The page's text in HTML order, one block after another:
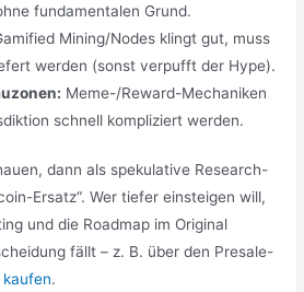
fundamentalen Grund.
Mining/Nodes klingt gut, muss
werden (sonst verpufft der Hype).
Meme-/Reward-Mechaniken
schnell kompliziert werden.
dann als spekulative Research-
Ersatz“. Wer tiefer einsteigen will,
und die Roadmap im Original
fällt – z. B. über den Presale-
kaufen.